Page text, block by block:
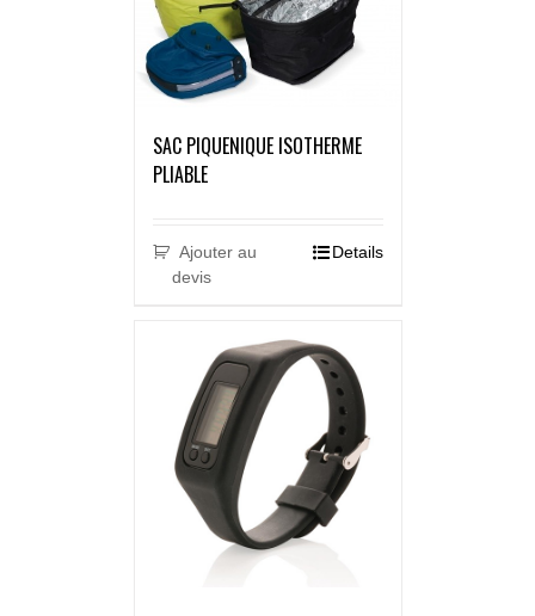
SAC PIQUENIQUE ISOTHERME
PLIABLE
Ajouter au
devis
Details